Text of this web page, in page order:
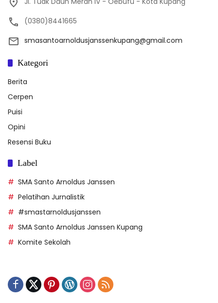
(0380)8441665
smasantoarnoldusjanssenkupang@gmail.com
Kategori
Berita
Cerpen
Puisi
Opini
Resensi Buku
Label
SMA Santo Arnoldus Janssen
Pelatihan Jurnalistik
#smastarnoldusjanssen
SMA Santo Arnoldus Janssen Kupang
Komite Sekolah